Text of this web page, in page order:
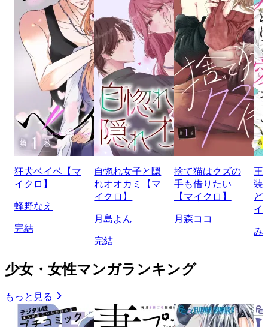
狂犬ベイベ【マ
イクロ】
蜂野なえ
完結
自惚れ女子と隠
れオオカミ【マ
イクロ】
月島よん
完結
捨て猫はクズの
手も借りたい
【マイクロ】
月森ココ
王
装
ど
イ
み
少女・女性マンガランキング
もっと見る